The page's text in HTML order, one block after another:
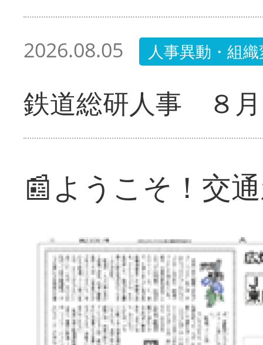
2026.08.05 人事異動・組
鉄道総研人事 ８
📰ようこそ！交